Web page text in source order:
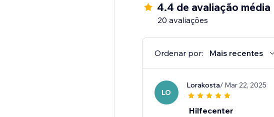
4.4 de avaliação média
20 avaliações
Ordenar por: Mais recentes
LO
Lorakosta/ Mar 22, 2025
Hilfecenter